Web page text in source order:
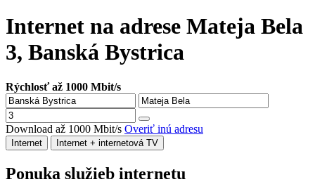
Internet na adrese Mateja Bela
3, Banská Bystrica
Rýchlosť až 1000 Mbit/s
Download až 1000 Mbit/s Overiť inú adresu
Internet Internet + internetová TV
Ponuka služieb internetu